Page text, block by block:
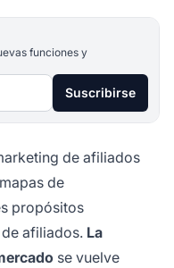
funciones y
Suscribirse
de afiliados
de
propósitos
afiliados. La
se vuelve